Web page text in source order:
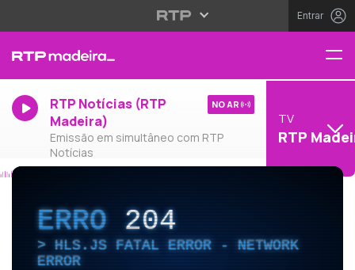
Entrar
RTP Notícias (RTP
Madeira)
Emissão em simultâneo com RTP
Notícias
NO AR
TV
RTP
ERRO204
HLS.JS FATAL ERROR - NETWORK
ERROR